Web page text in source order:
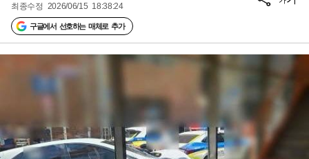
최종수정 2026/06/15 18:38:24
구글에서 선호하는 매체로 추가